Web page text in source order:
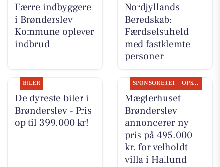
Færre indbyggere
i Brønderslev
Kommune oplever
indbrud
Nordjyllands
Beredskab:
Færdselsuheld
med fastklemte
personer
BILER
De dyreste biler i
Brønderslev - Pris
op til 399.000 kr!
SPONSORERET OPSLAGSTAVLEN
Mæglerhuset
Brønderslev
annoncerer ny
pris på 495.000
kr. for velholdt
villa i Hallund